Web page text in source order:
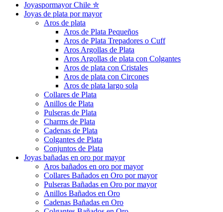
Joyaspormayor Chile ✮
Joyas de plata por mayor
Aros de plata
Aros de Plata Pequeños
Aros de Plata Trepadores o Cuff
Aros Argollas de Plata
Aros Argollas de plata con Colgantes
Aros de plata con Cristales
Aros de plata con Circones
Aros de plata largo sola
Collares de Plata
Anillos de Plata
Pulseras de Plata
Charms de Plata
Cadenas de Plata
Colgantes de Plata
Conjuntos de Plata
Joyas bañadas en oro por mayor
Aros bañados en oro por mayor
Collares Bañados en Oro por mayor
Pulseras Bañadas en Oro por mayor
Anillos Bañados en Oro
Cadenas Bañadas en Oro